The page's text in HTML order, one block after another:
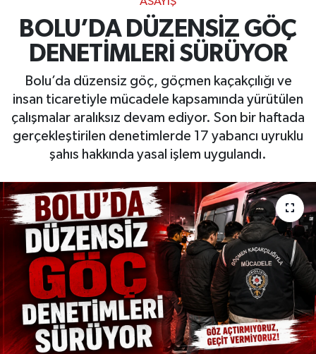
BOLU’DA DÜZENSİZ GÖÇ
DENETİMLERİ SÜRÜYOR
Bolu’da düzensiz göç, göçmen kaçakçılığı ve
insan ticaretiyle mücadele kapsamında yürütülen
çalışmalar aralıksız devam ediyor. Son bir haftada
gerçekleştirilen denetimlerde 17 yabancı uyruklu
şahıs hakkında yasal işlem uygulandı.